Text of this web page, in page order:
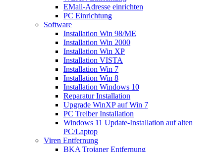
EMail-Adresse einrichten
PC Einrichtung
Software
Installation Win 98/ME
Installation Win 2000
Installation Win XP
Installation VISTA
Installation Win 7
Installation Win 8
Installation Windows 10
Reparatur Installation
Upgrade WinXP auf Win 7
PC Treiber Installation
Windows 11 Update-Installation auf alten
PC/Laptop
Viren Entfernung
BKA Trojaner Entfernung